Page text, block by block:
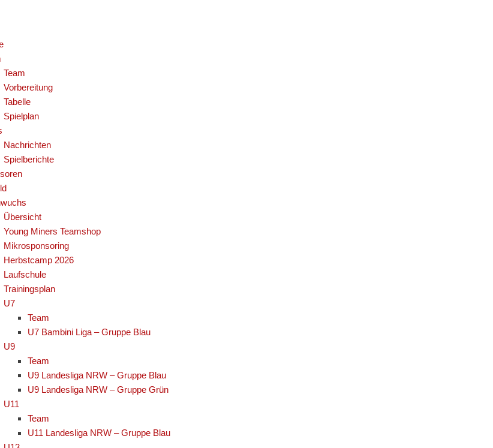
Team
Vorbereitung
Tabelle
Spielplan
Nachrichten
Spielberichte
Übersicht
Young Miners Teamshop
Mikrosponsoring
Herbstcamp 2026
Laufschule
Trainingsplan
U7
Team
U7 Bambini Liga – Gruppe Blau
U9
Team
U9 Landesliga NRW – Gruppe Blau
U9 Landesliga NRW – Gruppe Grün
U11
Team
U11 Landesliga NRW – Gruppe Blau